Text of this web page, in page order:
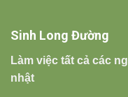
Sinh Long Đường
Làm việc tất cả các
nhật